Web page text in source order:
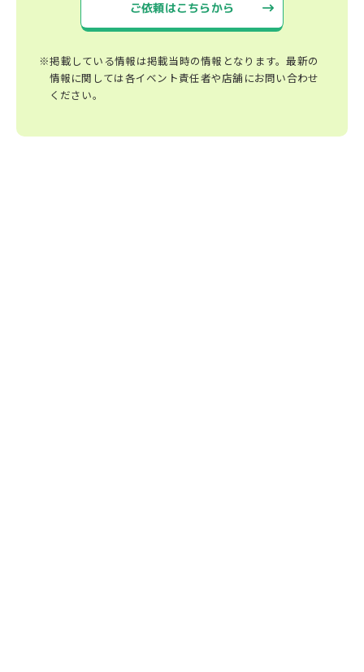
ご依頼はこちらから
※掲載している情報は掲載当時の情報となります。最新の
情報に関しては各イベント責任者や店舗にお問い合わせ
ください。